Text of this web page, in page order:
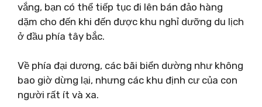
vắng, bạn có thể tiếp tục đi lên bán đảo hàng
dặm cho đến khi đến được khu nghỉ dưỡng du lịch
ở đầu phía tây bắc.
Về phía đại dương, các bãi biển dường như không
bao giờ dừng lại, nhưng các khu định cư của con
người rất ít và xa.